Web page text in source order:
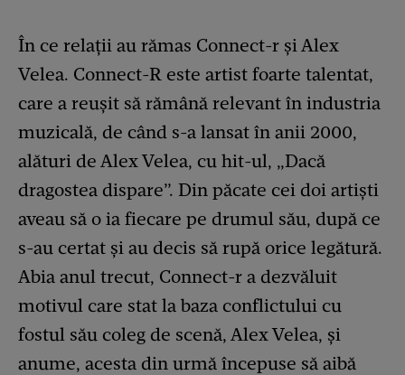
În ce relații au rămas Connect-r și Alex
Velea. Connect-R este artist foarte talentat,
care a reușit să rămână relevant în industria
muzicală, de când s-a lansat în anii 2000,
alături de Alex Velea, cu hit-ul, „Dacă
dragostea dispare”. Din păcate cei doi artiști
aveau să o ia fiecare pe drumul său, după ce
s-au certat și au decis să rupă orice legătură.
Abia anul trecut, Connect-r a dezvăluit
motivul care stat la baza conflictului cu
fostul său coleg de scenă, Alex Velea, și
anume, acesta din urmă începuse să aibă